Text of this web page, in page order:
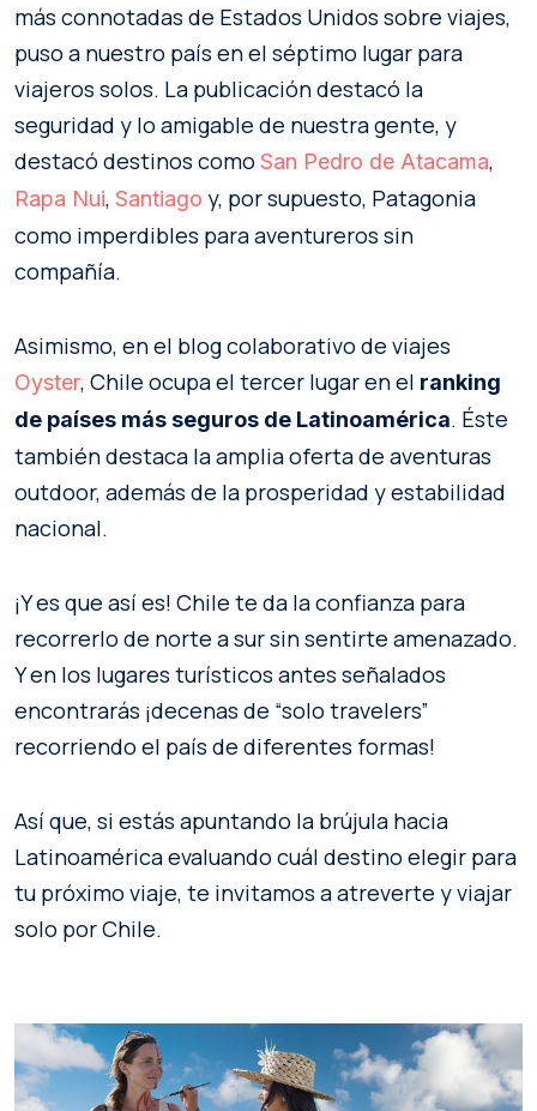
más connotadas de Estados Unidos sobre viajes,
puso a nuestro país en el séptimo lugar para
viajeros solos. La publicación destacó la
seguridad y lo amigable de nuestra gente, y
destacó destinos como San Pedro de Atacama,
Rapa Nui, Santiago y, por supuesto, Patagonia
como imperdibles para aventureros sin
compañía.
Asimismo, en el blog colaborativo de viajes
Oyster, Chile ocupa el tercer lugar en el ranking
de países más seguros de Latinoamérica. Éste
también destaca la amplia oferta de aventuras
outdoor, además de la prosperidad y estabilidad
nacional.
¡Y es que así es! Chile te da la confianza para
recorrerlo de norte a sur sin sentirte amenazado.
Y en los lugares turísticos antes señalados
encontrarás ¡decenas de “solo travelers”
recorriendo el país de diferentes formas!
Así que, si estás apuntando la brújula hacia
Latinoamérica evaluando cuál destino elegir para
tu próximo viaje, te invitamos a atreverte y viajar
solo por Chile.